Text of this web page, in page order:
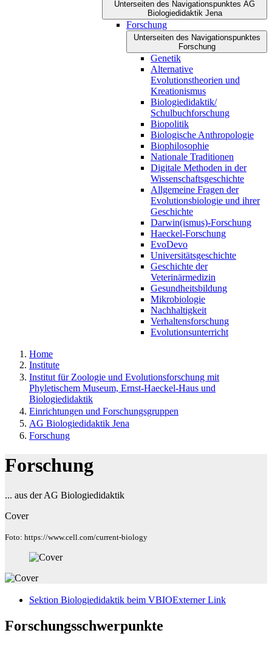
Unterseiten des Navigationspunktes AG
Biologiedidaktik Jena
Forschung
Unterseiten des Navigationspunktes
Forschung
Genetik
Alternative
Evolutionstheorien und
Kreationismus
Biologiedidaktik/
Schulbuchforschung
Biopolitik
Biologische Anthropologie
Biophilosophie
Nationale Traditionen
Digitale Methoden in der
Wissenschaftsgeschichte
Allgemeine Fragen der
Evolutionsbiologie und ihrer
Geschichte
Darwin(ismus)-Forschung
Haeckel-Forschung
EvoDevo
Universitätsgeschichte
Geschichte der
Veterinärmedizin
Gesundheitsbildung
Mikrobiologie
Nachhaltigkeit
Verhaltensforschung
Evolutionsunterricht
Home
Institute
Institut für Zoologie und Evolutionsforschung mit
Phyletischem Museum, Ernst-Haeckel-Haus und
Biologiedidaktik
Einrichtungen und Forschungsgruppen
AG Biologiedidaktik Jena
Forschung
Forschung
... aus der AG Biologiedidaktik
Cover
Foto: https://www.cell.com/current-biology
Sektion Biologiedidaktik beim VBIOExterner Link
Forschungsschwerpunkte